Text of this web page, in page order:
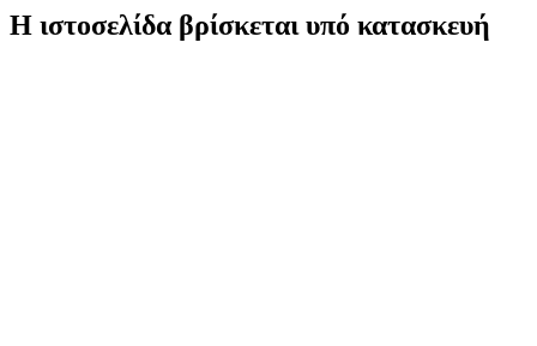
Η ιστοσελίδα βρίσκεται υπό κατασκευή